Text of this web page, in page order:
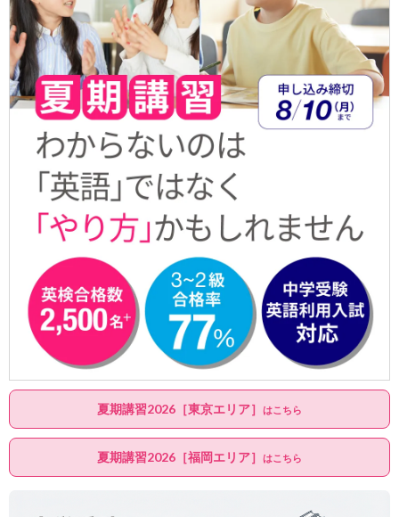
夏期講習2026［東京エリア］ はこちら
夏期講習2026［福岡エリア］ はこちら